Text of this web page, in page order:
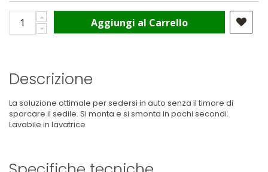
Aggiungi al Carrello
Descrizione
La soluzione ottimale per sedersi in auto senza il timore di
sporcare il sedile. Si monta e si smonta in pochi secondi.
Lavabile in lavatrice